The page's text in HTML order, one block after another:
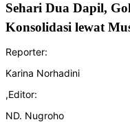
Sehari Dua Dapil,
Konsolidasi lewat
Reporter:
Karina Norhadini
,Editor:
ND. Nugroho